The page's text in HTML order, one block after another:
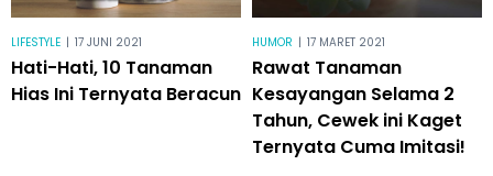
LIFESTYLE | 17 JUNI 2021
Hati-Hati, 10 Tanaman
Hias Ini Ternyata Beracun
HUMOR | 17 MARET 2021
Rawat Tanaman
Kesayangan Selama 2
Tahun, Cewek ini Kaget
Ternyata Cuma Imitasi!